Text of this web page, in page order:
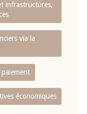
infrastructures,
via la
économiques